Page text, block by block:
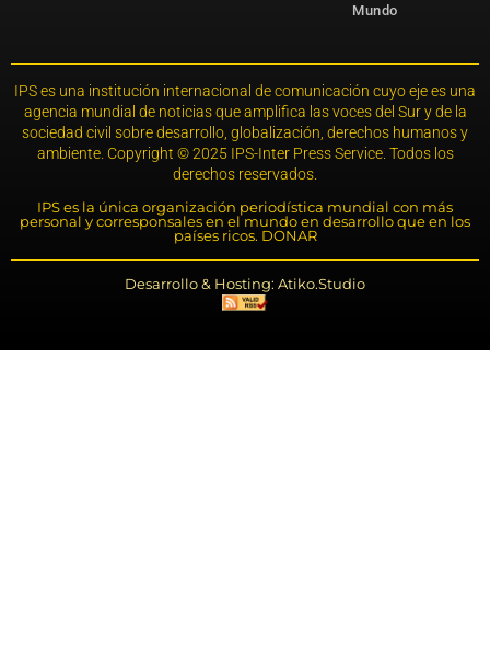
Mundo
IPS es una institución internacional de comunicación cuyo eje es una
agencia mundial de noticias que amplifica las voces del Sur y de la
sociedad civil sobre desarrollo, globalización, derechos humanos y
ambiente. Copyright © 2025 IPS-Inter Press Service. Todos los
derechos reservados.
IPS es la única organización periodística mundial con más
personal y corresponsales en el mundo en desarrollo que en los
países ricos. DONAR
Desarrollo & Hosting: Atiko.Studio